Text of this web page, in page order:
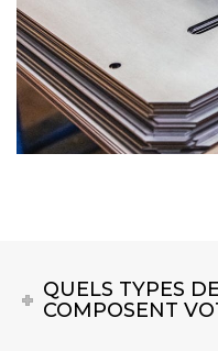
QUELS TYPES
COMPOSENT